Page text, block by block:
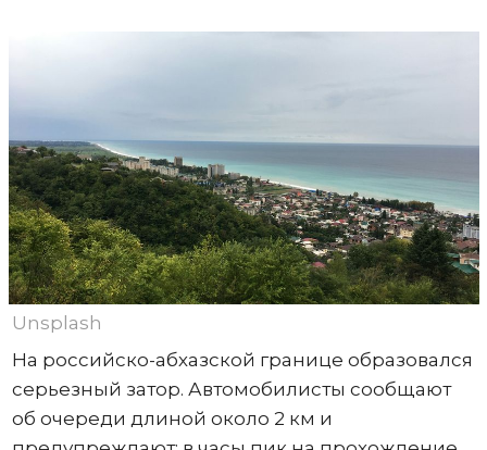
Unsplash
На российско-абхазской границе образовался
серьезный затор. Автомобилисты сообщают
об очереди длиной около 2 км и